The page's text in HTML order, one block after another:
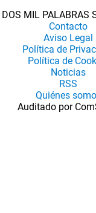
DOS MIL PALABRAS
Contacto
Aviso Legal
Política de
Política de
Noticias
RSS
Quiénes
Auditado por